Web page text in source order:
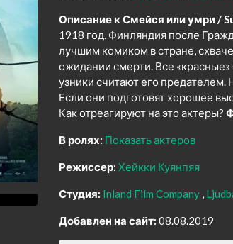
Описание к Смейся или умри /
1918 год. Финляндия после
лучшим комиком в стране,
ожидании смерти. Все
узники считают его
Если они подготовят хорошее
Как отреагируют на это актеры?
В ролях: Показать актеров
Режиссер: Хейкки Куянпяя
Студия: Inland Film Company
Добавлен на сайт: 08.08.2019